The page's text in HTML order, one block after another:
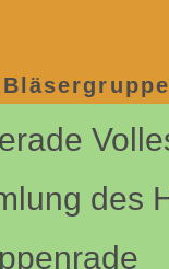
Bläsergruppe